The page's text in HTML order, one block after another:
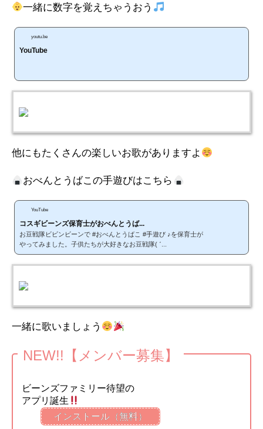
一緒に数字を覚えちゃうおう
youtu.be
YouTube
他にもたくさんの楽しいお歌がありますよ
おべんとうばこの手遊びはこちら
YouTube
コスギビーンズ保育士がおべんとうば...
お豆戦隊ビビンビーンで #おべんとうばこ #手遊び ♪を保育士が
やってみました。子供たちが大好きなお豆戦隊( ˊ...
一緒に歌いましょう
NEW!!【メンバー募集】
ビーンズファミリー待望の
アプリ誕生
インストール（無料）